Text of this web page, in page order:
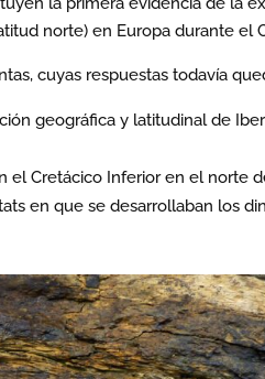
norte) en Europa durante el
cuyas respuestas todavía
geográfica y latitudinal de
el Cretácico Inferior en el norte
en que se desarrollaban los